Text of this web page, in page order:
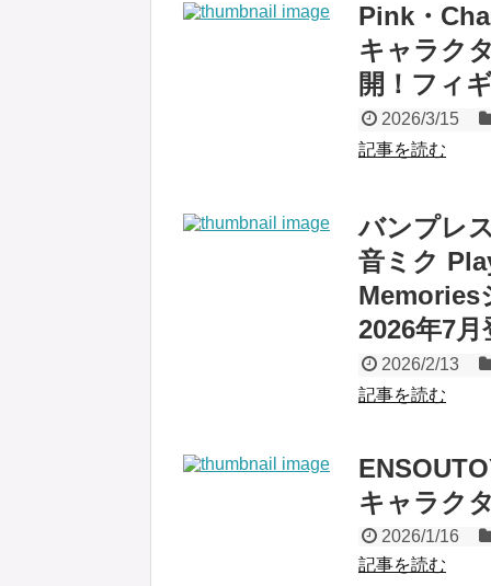
Pink・
キャラク
開！フィ
2026/3/15
記事を読む
バンプレ
音ミク
Memories
2026年7月
2026/2/13
記事を読む
キャラク
2026/1/16
記事を読む